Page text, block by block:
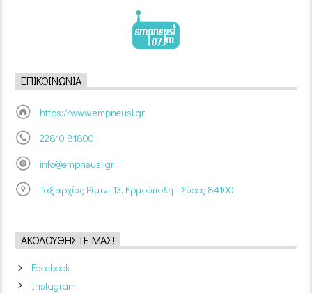
ΕΠΙΚΟΙΝΩΝΊΑ
https://www.empneusi.gr
22810 81800
info@empneusi.gr
Ταξιαρχίας Ρίμινι 13, Ερμούπολη - Σύρος 84100
ΑΚΟΛΟΥΘΉΣΤΕ ΜΑΣ!
Facebook
Instagram